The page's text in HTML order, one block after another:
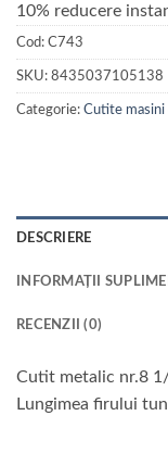
10% reducere
Cod: C743
SKU: 8435037105138
Categorie: Cutite masini
DESCRIERE
INFORMAȚII
RECENZII (0)
Cutit metalic nr.8
Lungimea firului